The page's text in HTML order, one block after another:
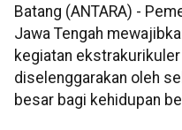
Batang (ANTARA) -
Jawa Tengah
kegiatan
diselenggarakan oleh
besar bagi kehidupan